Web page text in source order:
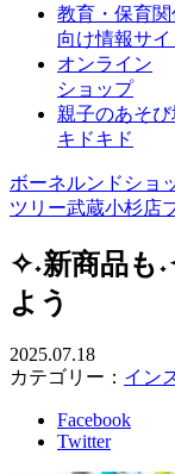
教育・保育
向け情報サイ
オンライン
ショップ
親子のあそび
キドキド
ボーネルンドショ
ツリー武蔵小杉店
✧˖新商品も
よう
2025.07.18
カテゴリー： イン
Facebook
Twitter